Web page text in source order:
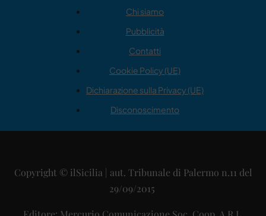
Chi siamo
Pubblicità
Contatti
Cookie Policy (UE)
Dichiarazione sulla Privacy (UE)
Disconoscimento
Copyright © ilSicilia | aut. Tribunale di Palermo n.11 del
29/09/2015